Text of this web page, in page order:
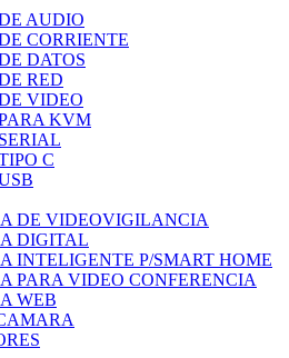
AUDIO
CORRIENTE
DATOS
RED
VIDEO
KVM
C
DE VIDEOVIGILANCIA
DIGITAL
INTELIGENTE P/SMART HOME
PARA VIDEO CONFERENCIA
WEB